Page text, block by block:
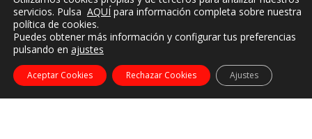
servicios. Pulsa AQUÍ para información completa sobre nuestra
política de cookies.
Puedes obtener más información y configurar tus preferencias
pulsando en ajustes
Aceptar Cookies Rechazar Cookies Ajustes